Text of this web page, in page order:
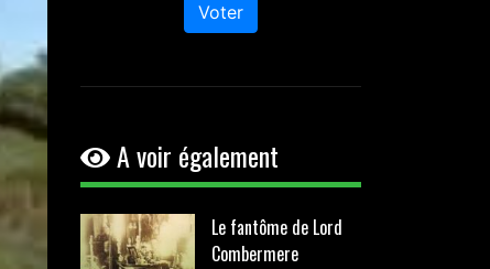
Voter
A voir également
Le fantôme de Lord
Combermere